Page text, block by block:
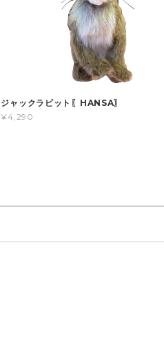
ジャックラビット〖HANSA〗
¥4,290